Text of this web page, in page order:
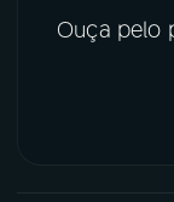
Ouça pelo